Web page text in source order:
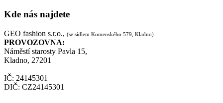
Kde nás najdete
GEO fashion s.r.o., (se sídlem Komenského 579, Kladno)
PROVOZOVNA:
Náměstí starosty Pavla 15,
Kladno, 27201
IČ: 24145301
DIČ: CZ24145301